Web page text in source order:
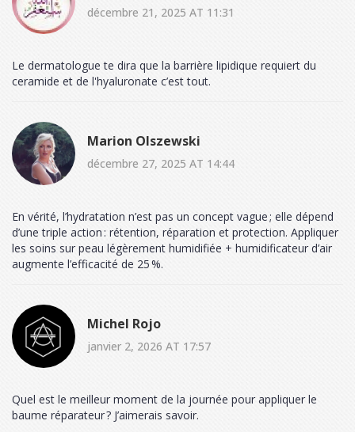
décembre 21, 2025 AT 11:31
Le dermatologue te dira que la barrière lipidique requiert du
ceramide et de l'hyaluronate c’est tout.
Marion Olszewski
décembre 27, 2025 AT 14:44
En vérité, l’hydratation n’est pas un concept vague ; elle dépend
d’une triple action : rétention, réparation et protection. Appliquer
les soins sur peau légèrement humidifiée + humidificateur d’air
augmente l’efficacité de 25 %.
Michel Rojo
janvier 2, 2026 AT 17:57
Quel est le meilleur moment de la journée pour appliquer le
baume réparateur ? J’aimerais savoir.